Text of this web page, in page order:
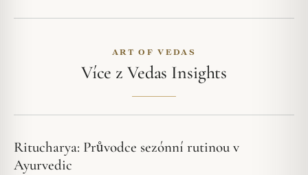
ART OF VEDAS
Více z Vedas Insights
Ritucharya: Průvodce sezónní rutinou v
Ayurvedic